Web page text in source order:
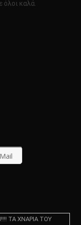
όλοι καλά.
Mail
ΤΑ ΧΝΑΡΙΑ ΤΟΥ